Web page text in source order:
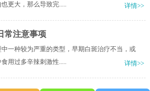
更大，那么导致完.....
详情>>
常注意事项
一种较为严重的类型，早期白斑治疗不当，或
用过多辛辣刺激性.....
详情>>